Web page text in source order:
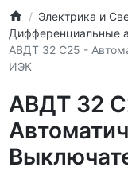
Электрика и
Дифференциальные
АВДТ 32 C25 -
ИЭК
АВДТ 32